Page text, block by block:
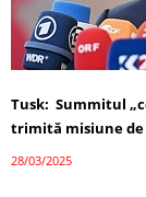
Tusk: Summitul
trimită misiune
28/03/2025